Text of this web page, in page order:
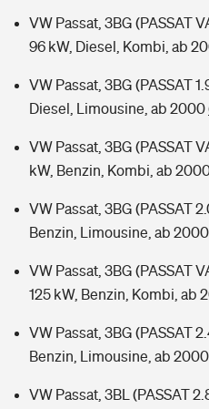
VW Passat, 3BG (PASSAT
96 kW, Diesel, Kombi, ab
VW Passat, 3BG (PASSAT
Diesel, Limousine, ab 2000
VW Passat, 3BG (PASSAT
kW, Benzin, Kombi, ab
VW Passat, 3BG (PASSAT
Benzin, Limousine, ab 2000
VW Passat, 3BG (PASSAT
125 kW, Benzin, Kombi, ab
VW Passat, 3BG (PASSAT
Benzin, Limousine, ab 2000
VW Passat, 3BL (PASSAT